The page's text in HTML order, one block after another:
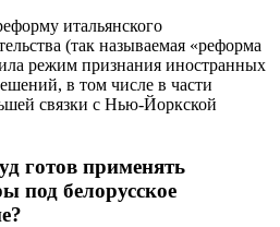
итальянского
(так называемая «реформа
режим признания иностранных
в том числе в части
связки с Нью-Йоркской
готов применять
под белорусское